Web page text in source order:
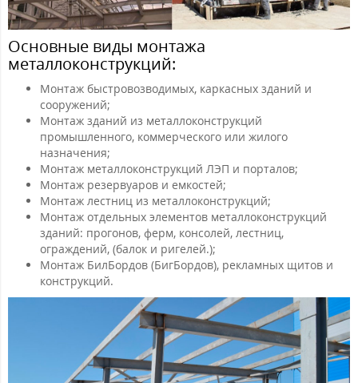
Основные виды монтажа
металлоконструкций:
Монтаж быстровозводимых, каркасных зданий и
сооружений;
Монтаж зданий из металлоконструкций
промышленного, коммерческого или жилого
назначения;
Монтаж металлоконструкций ЛЭП и порталов;
Монтаж резервуаров и емкостей;
Монтаж лестниц из металлоконструкций;
Монтаж отдельных элементов металлоконструкций
зданий: прогонов, ферм, консолей, лестниц,
ограждений, (балок и ригелей.);
Монтаж БилБордов (БигБордов), рекламных щитов и
конструкций.